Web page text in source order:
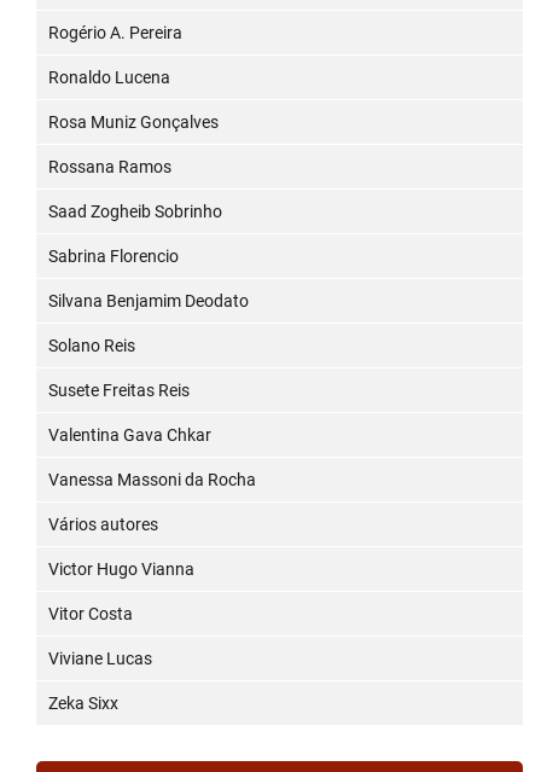
Rogério A. Pereira
Ronaldo Lucena
Rosa Muniz Gonçalves
Rossana Ramos
Saad Zogheib Sobrinho
Sabrina Florencio
Silvana Benjamim Deodato
Solano Reis
Susete Freitas Reis
Valentina Gava Chkar
Vanessa Massoni da Rocha
Vários autores
Victor Hugo Vianna
Vitor Costa
Viviane Lucas
Zeka Sixx